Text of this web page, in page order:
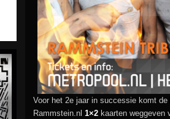
Orgasm
Gimmick
The
Voor het 2e jaar in successie komt
Rammstein.nl 1×2 kaarten weggeven